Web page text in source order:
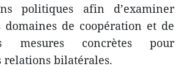
politiques afin d’examiner
domaines de coopération et de
mesures concrètes pour
bilatérales.